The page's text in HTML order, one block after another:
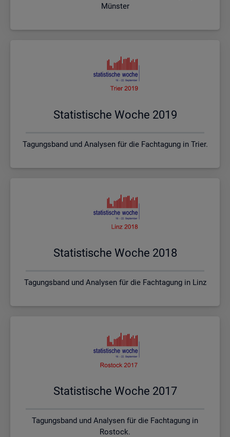
Münster
Sta­tis­ti­sche Woche 2019
Tagungsband und Analysen für die Fachtagung in Trier.
Sta­tis­ti­sche Woche 2018
Tagungsband und Analysen für die Fachtagung in Linz
Sta­tis­ti­sche Woche 2017
Tagungsband und Analysen für die Fachtagung in
Rostock.